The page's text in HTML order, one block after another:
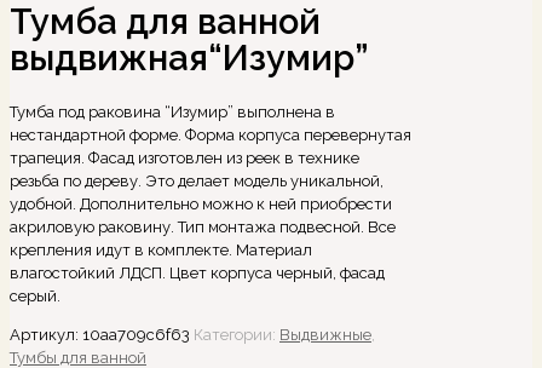
Тумба для ванной
выдвижная“Изумир”
Тумба под раковина “Изумир” выполнена в
нестандартной форме. Форма корпуса перевернутая
трапеция. Фасад изготовлен из реек в технике
резьба по дереву. Это делает модель уникальной,
удобной. Дополнительно можно к ней приобрести
акриловую раковину. Тип монтажа подвесной. Все
крепления идут в комплекте. Материал
влагостойкий ЛДСП. Цвет корпуса черный, фасад
серый.
Артикул: 10aa709c6f63 Категории: Выдвижные
Тумбы для ванной